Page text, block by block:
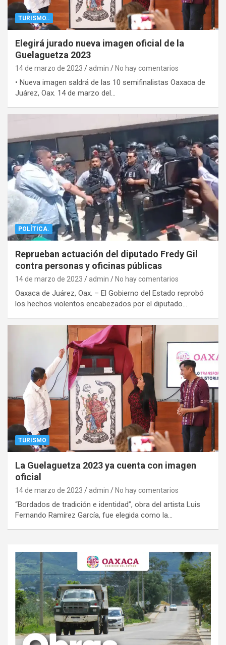
TURISMO..
Elegirá jurado nueva imagen oficial de la
Guelaguetza 2023
14 de marzo de 2023 admin No hay comentarios
• Nueva imagen saldrá de las 10 semifinalistas Oaxaca de
Juárez, Oax. 14 de marzo del…
POLÍTICA.
Reprueban actuación del diputado Fredy Gil
contra personas y oficinas públicas
14 de marzo de 2023 admin No hay comentarios
Oaxaca de Juárez, Oax. – El Gobierno del Estado reprobó
los hechos violentos encabezados por el diputado…
TURISMO
La Guelaguetza 2023 ya cuenta con imagen
oficial
14 de marzo de 2023 admin No hay comentarios
“Bordados de tradición e identidad”, obra del artista Luis
Fernando Ramírez García, fue elegida como la…